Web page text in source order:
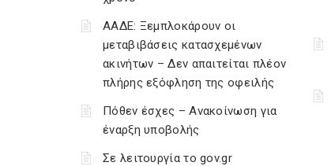
ΑΑΔΕ: Ξεμπλοκάρουν οι
μεταβιβάσεις κατασχεμένων
ακινήτων – Δεν απαιτείται πλέον
πλήρης εξόφληση της οφειλής
Πόθεν έσχες – Ανακοίνωση για
έναρξη υποβολής
Σε λειτουργία το gov.gr